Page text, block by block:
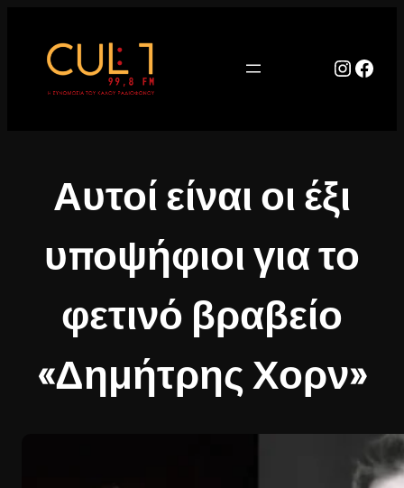
περιεχόμενο
Αυτοί είναι οι έξι
υποψήφιοι για το
φετινό βραβείο
«Δημήτρης Χορν»